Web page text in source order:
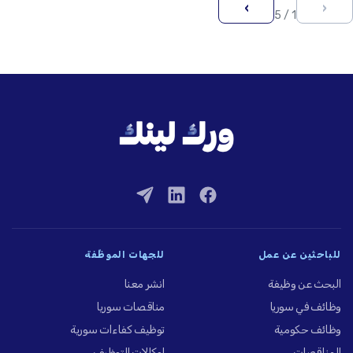
‹
1 / 5
›
للباحثين عن عمل
البحث عن وظيفة
وظائف في سوريا
وظائف حكومية
للجهات الموظِّفة
انشر معنا
مناقصات سوريا
توظيف كفاءات سورية